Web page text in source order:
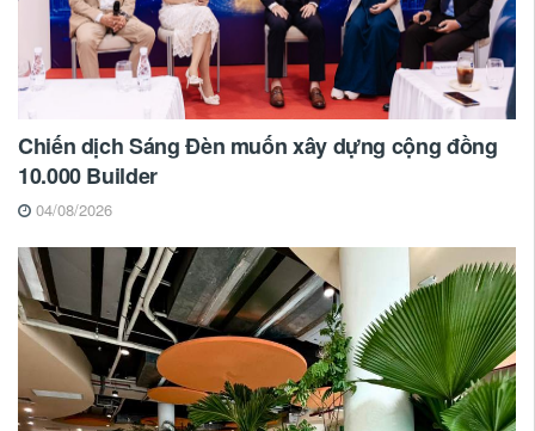
Chiến dịch Sáng Đèn muốn xây dựng cộng đồng
10.000 Builder
04/08/2026